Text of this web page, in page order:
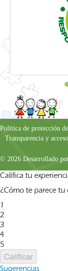
Política de protección
Transparencia y
© 2026 Desarrollado
Califica tu
¿Cómo te parece
1
2
3
4
5
Calificar
Sugerencias